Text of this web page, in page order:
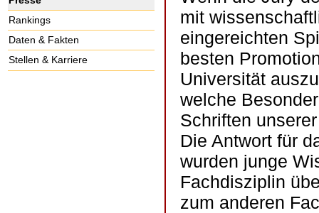
Rankings
Daten & Fakten
Stellen & Karriere
mit
eingereichten
besten
Universität
welche
Schriften
Die Antwort für
wurden junge
Fachdisziplin
zum anderen